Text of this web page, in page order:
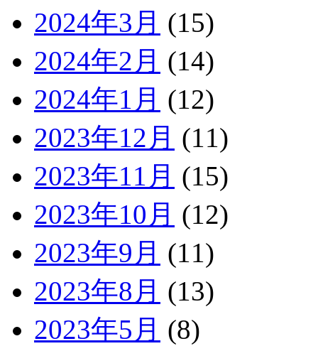
2024年3月 (15)
2024年2月 (14)
2024年1月 (12)
2023年12月 (11)
2023年11月 (15)
2023年10月 (12)
2023年9月 (11)
2023年8月 (13)
2023年5月 (8)